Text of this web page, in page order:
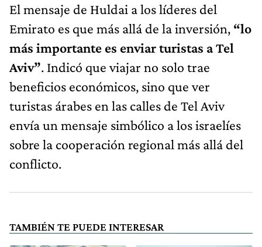
El mensaje de Huldai a los líderes del
Emirato es que más allá de la inversión, “lo
más importante es enviar turistas a Tel
Aviv”. Indicó que viajar no solo trae
beneficios económicos, sino que ver
turistas árabes en las calles de Tel Aviv
envía un mensaje simbólico a los israelíes
sobre la cooperación regional más allá del
conflicto.
TAMBIÉN TE PUEDE INTERESAR